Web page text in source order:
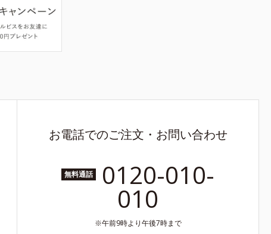
お電話でのご注文・お問い合わせ
無料通話 0120-010-
010
午前9時より午後7時まで